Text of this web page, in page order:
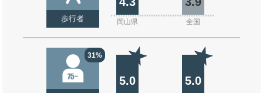
歩行者 岡山県 全国
31%
5.0 5.0